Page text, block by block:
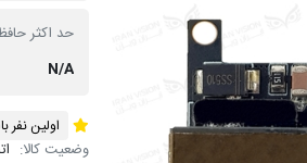
حد اکثر
N/A
اولین نفر
وضعیت کالا: